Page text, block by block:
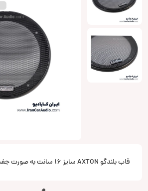
قاب بلندگو AXTON سایز 16 سانت به صورت جفت به فروش میرسد.